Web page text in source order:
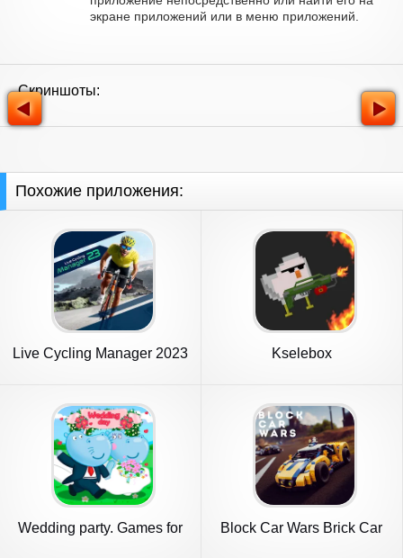
экране приложений или в меню приложений.
Скриншоты:
Похожие приложения:
Live Cycling Manager 2023 Kselebox
Wedding party. Games for
Block Car Wars Brick Car